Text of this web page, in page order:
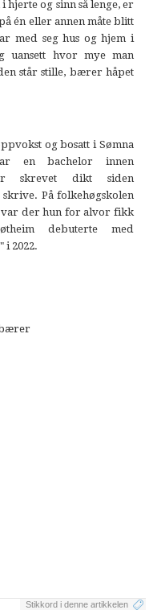
hjerte og sinn så lenge, er
én eller annen måte blitt
med seg hus og hjem i
uansett hvor mye man
står stille, bærer håpet
og bosatt i Sømna
en bachelor innen
skrevet dikt siden
På folkehøgskolen
var der hun for alvor fikk
debuterte med
i 2022.
bærer
Stikkord i denne artikkelen